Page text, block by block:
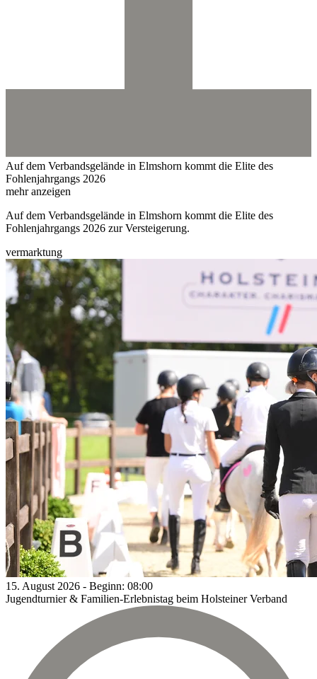
Auf dem Verbandsgelände in Elmshorn kommt die Elite des
Fohlenjahrgangs 2026
mehr anzeigen
Auf dem Verbandsgelände in Elmshorn kommt die Elite des
Fohlenjahrgangs 2026 zur Versteigerung.
vermarktung
15. August 2026 - Beginn: 08:00
Jugendturnier & Familien-Erlebnistag beim Holsteiner Verband